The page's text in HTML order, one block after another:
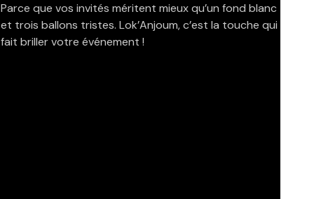
Parce que vos invités méritent mieux qu’un fond blanc
et trois ballons tristes. Lok’Anjoum, c’est la touche qui
fait briller votre événement !